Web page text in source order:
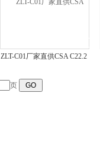
ZLT-C01厂家直供CSA C22.2
页